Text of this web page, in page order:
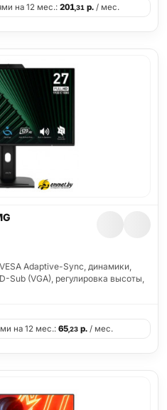
на 12 мес.: 201,31р./ мес.
Adaptive-Sync, динамики,
Sub (VGA), регулировка высоты,
на 12 мес.: 65,23 р. / мес.